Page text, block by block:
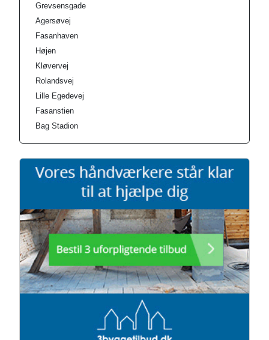
Grevsensgade
Agersøvej
Fasanhaven
Højen
Kløvervej
Rolandsvej
Lille Egedevej
Fasanstien
Bag Stadion